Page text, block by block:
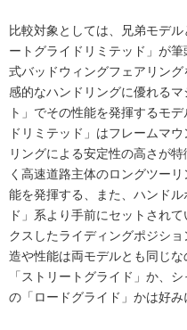
比較対象としては、兄弟モデ
ートグライドリミテッド」が
式バッドウィングフェアリン
感的なハンドリングに優れる
ト」でその性能を発揮するモ
ドリミテッド」はフレームマ
リングによる安定性の高さが
く高速道路主体のロングツー
能を発揮する、また、ハンド
ド」系より手前にセットされ
クスしたライディングポジシ
造や性能は両モデルとも同じ
「ストリートグライド」か、
の「ロードグライド」かは好み